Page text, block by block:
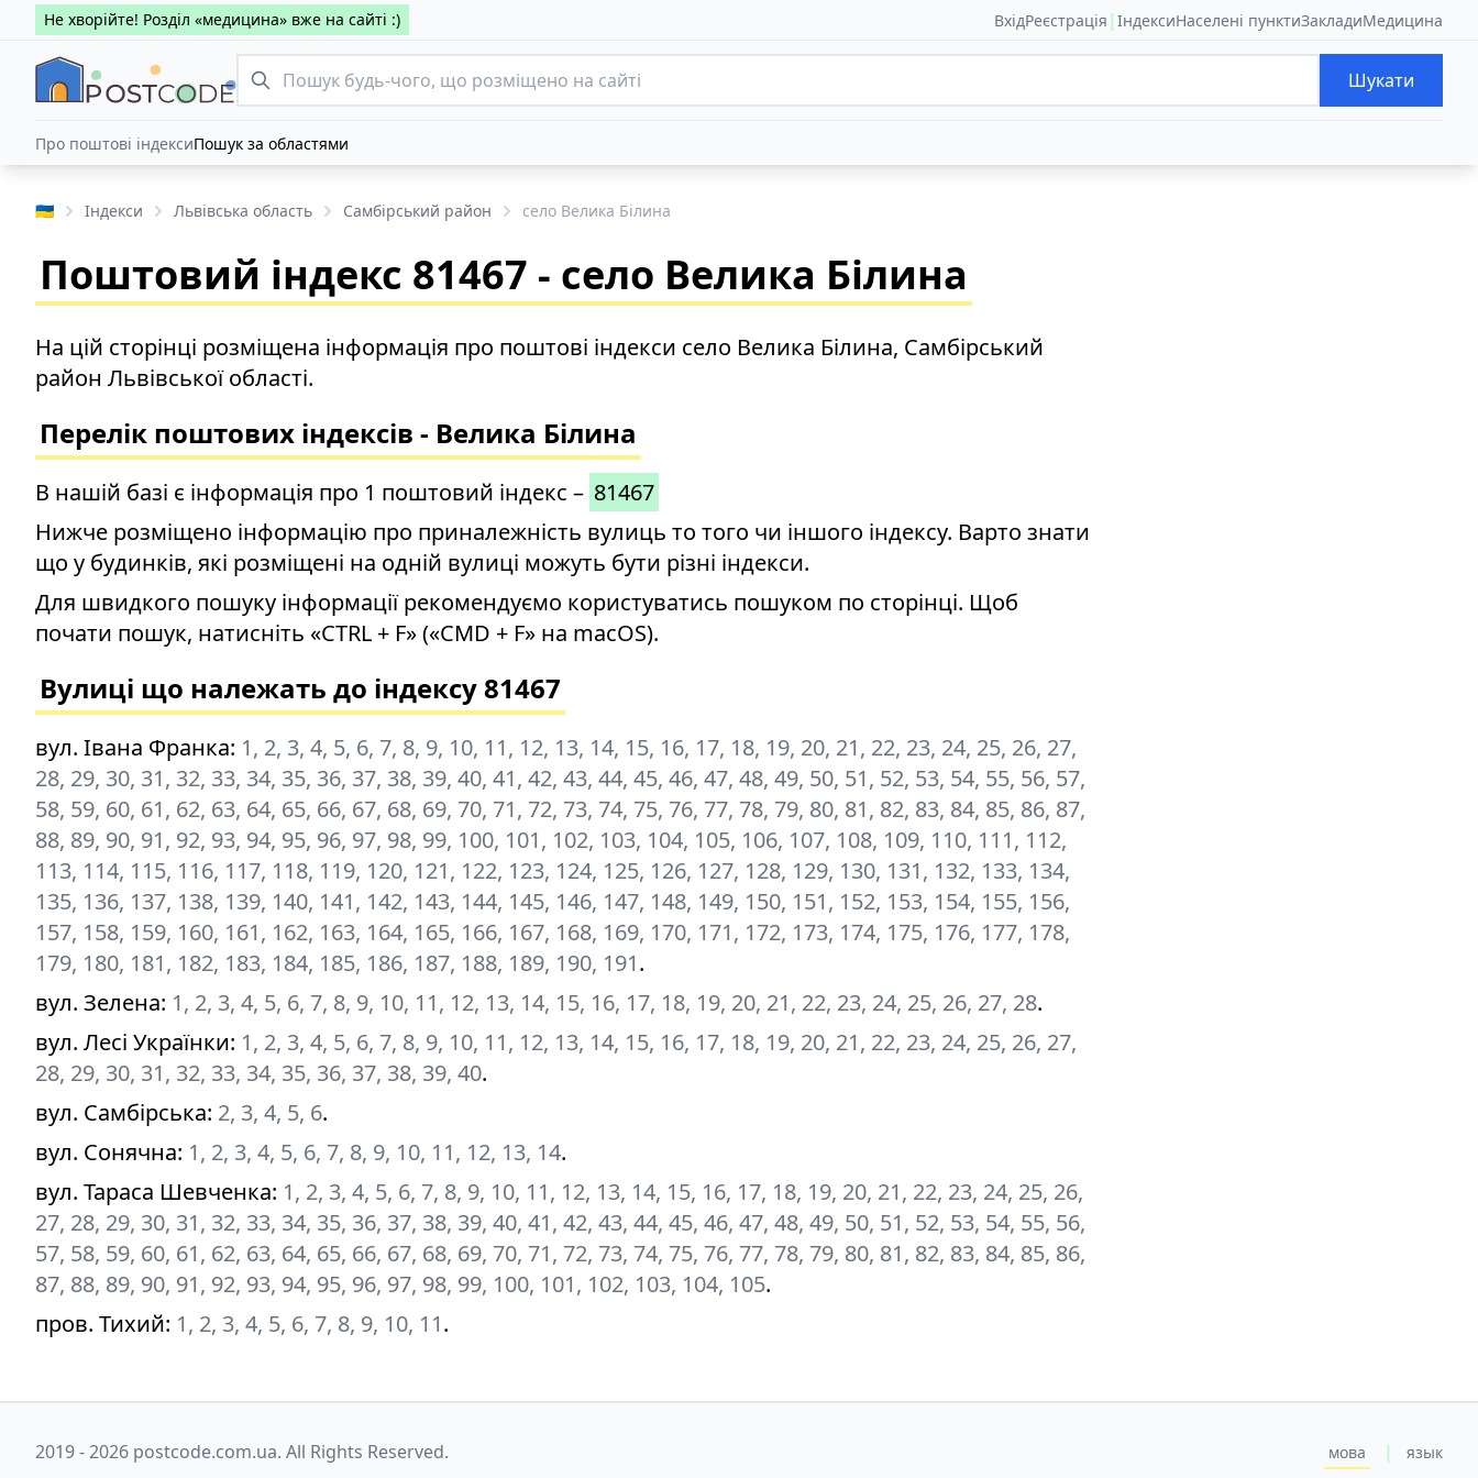
Не хворійте! Розділ «медицина» вже на сайті :) ВхідРеєстрація | ІндексиНаселені пунктиЗакладиМедицина
Шукати
Про поштові індексиПошук за областями
🇺🇦 Індекси Львівська область Самбірський район село Велика Білина
Поштовий індекс 81467 - село Велика Білина
На цій сторінці розміщена інформація про поштові індекси село Велика Білина, Самбірський
район Львівської області.
Перелік поштових індексів - Велика Білина
В нашій базі є інформація про 1 поштовий індекс – 81467
Нижче розміщено інформацію про приналежність вулиць то того чи іншого індексу. Варто знати
що у будинків, які розміщені на одній вулиці можуть бути різні індекси.
Для швидкого пошуку інформації рекомендуємо користуватись пошуком по сторінці. Щоб
почати пошук, натисніть «CTRL + F» («CMD + F» на macOS).
Вулиці що належать до індексу 81467
вул. Івана Франка: 1, 2, 3, 4, 5, 6, 7, 8, 9, 10, 11, 12, 13, 14, 15, 16, 17, 18, 19, 20, 21, 22, 23, 24, 25, 26, 27,
28, 29, 30, 31, 32, 33, 34, 35, 36, 37, 38, 39, 40, 41, 42, 43, 44, 45, 46, 47, 48, 49, 50, 51, 52, 53, 54, 55, 56, 57,
58, 59, 60, 61, 62, 63, 64, 65, 66, 67, 68, 69, 70, 71, 72, 73, 74, 75, 76, 77, 78, 79, 80, 81, 82, 83, 84, 85, 86, 87,
88, 89, 90, 91, 92, 93, 94, 95, 96, 97, 98, 99, 100, 101, 102, 103, 104, 105, 106, 107, 108, 109, 110, 111, 112,
113, 114, 115, 116, 117, 118, 119, 120, 121, 122, 123, 124, 125, 126, 127, 128, 129, 130, 131, 132, 133, 134,
135, 136, 137, 138, 139, 140, 141, 142, 143, 144, 145, 146, 147, 148, 149, 150, 151, 152, 153, 154, 155, 156,
157, 158, 159, 160, 161, 162, 163, 164, 165, 166, 167, 168, 169, 170, 171, 172, 173, 174, 175, 176, 177, 178,
179, 180, 181, 182, 183, 184, 185, 186, 187, 188, 189, 190, 191.
вул. Зелена: 1, 2, 3, 4, 5, 6, 7, 8, 9, 10, 11, 12, 13, 14, 15, 16, 17, 18, 19, 20, 21, 22, 23, 24, 25, 26, 27, 28.
вул. Лесі Українки: 1, 2, 3, 4, 5, 6, 7, 8, 9, 10, 11, 12, 13, 14, 15, 16, 17, 18, 19, 20, 21, 22, 23, 24, 25, 26, 27,
28, 29, 30, 31, 32, 33, 34, 35, 36, 37, 38, 39, 40.
вул. Самбірська: 2, 3, 4, 5, 6.
вул. Сонячна: 1, 2, 3, 4, 5, 6, 7, 8, 9, 10, 11, 12, 13, 14.
вул. Тараса Шевченка: 1, 2, 3, 4, 5, 6, 7, 8, 9, 10, 11, 12, 13, 14, 15, 16, 17, 18, 19, 20, 21, 22, 23, 24, 25, 26,
27, 28, 29, 30, 31, 32, 33, 34, 35, 36, 37, 38, 39, 40, 41, 42, 43, 44, 45, 46, 47, 48, 49, 50, 51, 52, 53, 54, 55, 56,
57, 58, 59, 60, 61, 62, 63, 64, 65, 66, 67, 68, 69, 70, 71, 72, 73, 74, 75, 76, 77, 78, 79, 80, 81, 82, 83, 84, 85, 86,
87, 88, 89, 90, 91, 92, 93, 94, 95, 96, 97, 98, 99, 100, 101, 102, 103, 104, 105.
пров. Тихий: 1, 2, 3, 4, 5, 6, 7, 8, 9, 10, 11.
2019 - 2026 postcode.com.ua. All Rights Reserved. мова | язык